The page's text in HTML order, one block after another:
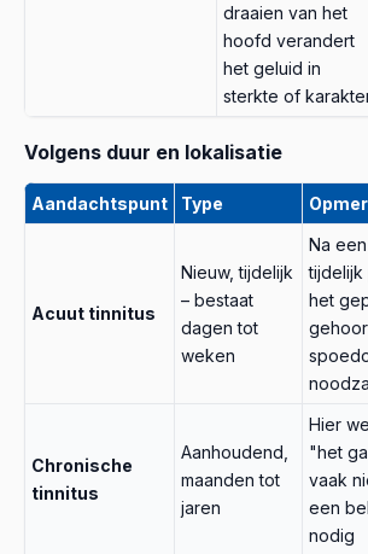
draaien van het
hoofd verandert
het geluid in
sterkte of
Volgens duur en lokalisatie
Aandachtspunt Type
Acuut tinnitus
Nieuw, tijdelijk
– bestaat
dagen tot
weken
Na
tijdelijk
het
Chronische
tinnitus
Aanhoudend,
maanden tot
jaren
Hier
"het
vaak
een
nodig